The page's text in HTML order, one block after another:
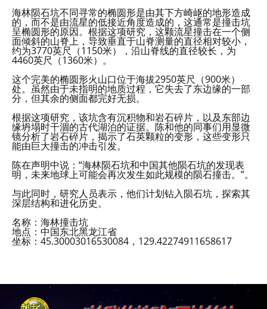
海林陨石坑不同寻常的椭圆形是由其下方崎岖的地形造成
的，而不是由流星的低接近角度造成的，这通常是撞击坑
呈椭圆形的原因。根据这项研究，这颗流星撞击在一个侧
面倾斜的山脊上，导致垂直于山脊测量的直径相对较小，
约为3770英尺（1150米），沿山脊线的直径较长，为
4460英尺（1360米）。
这个完美的椭圆形火山口位于海拔2950英尺（900米）
处。虽然由于未指明的地质过程，它失去了东边缘的一部
分，但其余的侧面都完好无损。
根据这项研究，该坑含有沉积物和岩石碎片，以及东部边
缘坍塌时干涸的古代湖泊的证据。陈和他的同事们用显微
镜分析了岩石碎片，揭示了石英颗粒的变形，这些变形只
能由巨大撞击的冲击引发。
陈在声明中说：“海林陨石坑和中国其他陨石坑的发现表
明，未来地球上可能会再次发生如此规模的陨石撞击。”。
与此同时，研究人员表示，他们计划钻入陨石坑，探索其
深层结构和进化历史。
名称：海林撞击坑
地点：中国东北黑龙江省
坐标：45.30003016530084，129.42274911658617